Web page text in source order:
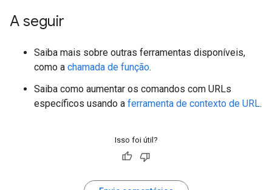
A seguir
Saiba mais sobre outras ferramentas disponíveis,
como a chamada de função.
Saiba como aumentar os comandos com URLs
específicos usando a ferramenta de contexto de URL.
Isso foi útil?